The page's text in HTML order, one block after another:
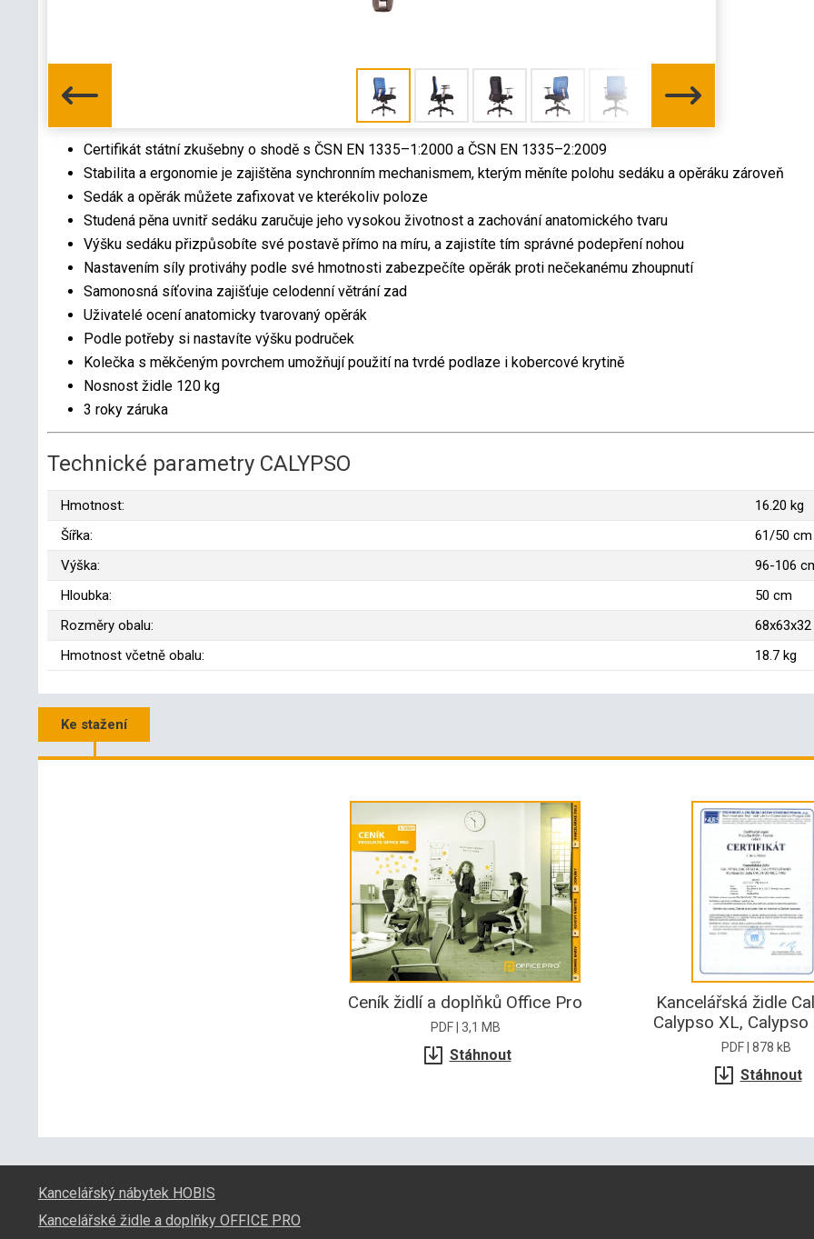
Certifikát státní zkušebny o shodě s ČSN EN 1335–1:2000 a ČSN EN 1335–2:2009
Stabilita a ergonomie je zajištěna synchronním mechanismem, kterým měníte polohu sedáku a opěráku zároveň
Sedák a opěrák můžete zafixovat ve kterékoliv poloze
Studená pěna uvnitř sedáku zaručuje jeho vysokou životnost a zachování anatomického tvaru
Výšku sedáku přizpůsobíte své postavě přímo na míru, a zajistíte tím správné podepření nohou
Nastavením síly protiváhy podle své hmotnosti zabezpečíte opěrák proti nečekanému zhoupnutí
Samonosná síťovina zajišťuje celodenní větrání zad
Uživatelé ocení anatomicky tvarovaný opěrák
Podle potřeby si nastavíte výšku područek
Kolečka s měkčeným povrchem umožňují použití na tvrdé podlaze i kobercové krytině
Nosnost židle 120 kg
3 roky záruka
Technické parametry CALYPSO
Hmotnost:
16.20 kg
Šířka:
61/50 cm
Výška:
96-106
Hloubka:
50 cm
Rozměry obalu:
Hmotnost včetně obalu:
18.7 kg
Ke stažení
Ceník židlí a doplňků Office Pro
PDF | 3,1 MB
Stáhnout
Kancelářská židle
Calypso XL, Calypso
PDF | 878 kB
Stáhnout
Kancelářský nábytek HOBIS
Kancelářské židle a doplňky OFFICE PRO